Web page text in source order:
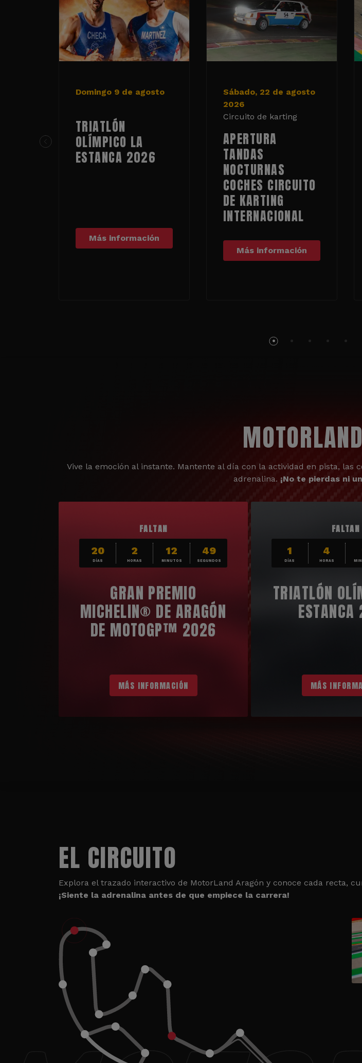
Domingo 9 de agosto
TRIATLÓN
OLÍMPICO LA
ESTANCA 2026
Más información
Sábado, 22 de agosto
2026
Circuito de karting
APERTURA
TANDAS
NOCTURNAS
COCHES CIRCUITO
DE KARTING
INTERNACIONAL
Más información
Vive la emoción al instante. Mantente al día con la actividad en pista,
adrenalina. ¡No te pierdas ni
FALTAN
20
DÍAS
2
HORAS
12
MINUTOS
48
SEGUNDOS
GRAN PREMIO
MICHELIN® DE ARAGÓN
DE MOTOGP™ 2026
MÁS INFORMACIÓN
FALTAN
1
DÍAS
4
HORAS
TRIATLÓN
MÁS
EL CIRCUITO
Explora el trazado interactivo de MotorLand Aragón y conoce cada recta,
¡Siente la adrenalina antes de que empiece la carrera!